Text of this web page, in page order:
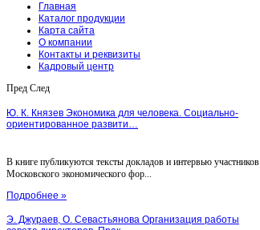
Главная
Каталог продукции
Карта сайта
О компании
Контакты и реквизиты
Кадровый центр
Пред След
Ю. К. Князев Экономика для человека. Социально-
ориентированное развити…
В книге публикуются тексты докладов и интервью участников
Московского экономического фор...
Подробнее »
Э. Джураев, О. Севастьянова Организация работы